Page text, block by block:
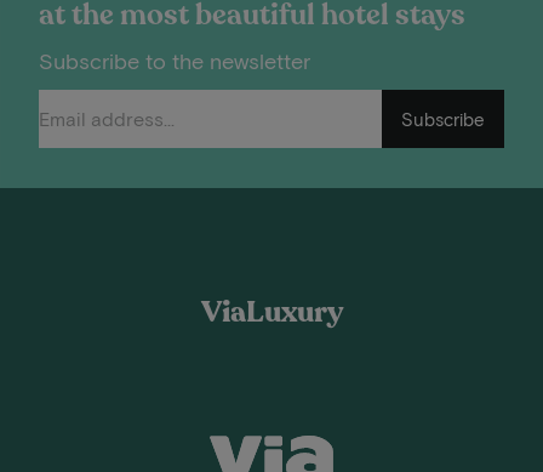
at the most beautiful hotel stays
Subscribe to the newsletter
Subscribe
ViaLuxury